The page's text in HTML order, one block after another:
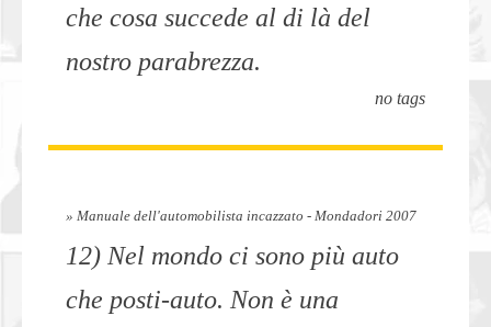
che cosa succede al di là del
nostro parabrezza.
no tags
» Manuale dell'automobilista incazzato - Mondadori 2007
12) Nel mondo ci sono più auto
che posti-auto. Non è una